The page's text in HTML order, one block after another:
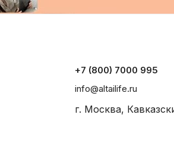
+7 (800) 7000 995
info@altailife.ru
г. Москва,